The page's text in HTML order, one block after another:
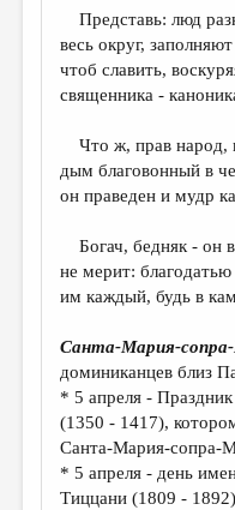
МАЛАЯ ПРОЗА
ЭССЕИСТИКА
ЛИТЕРАТУРОВЕДЕНИЕ
КУЛЬТУРОВЕДЕНИЕ
ПУБЛИЦИСТИКА
ЦИКЛЫ ПУБЛИКАЦИЙ
ТРЕДИАКОВСКИЙ
МЕДИА
ВКОНТАКТЕ
Представь: люд
весь округ,
чтоб славить,
священника -
Что ж, прав народ,
дым благовонный в
он праведен и мудр
Богач, бедняк - он
не мерит: благодатью
им каждый, будь в
Санта-Мария-
доминиканцев близ
* 5 апреля -
(1350 - 1417),
Санта-Мария-сопра-
* 5 апреля - день
Тиццани (1809 -